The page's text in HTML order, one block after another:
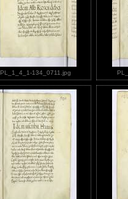
PL_1_4_1-134_0711.jpg